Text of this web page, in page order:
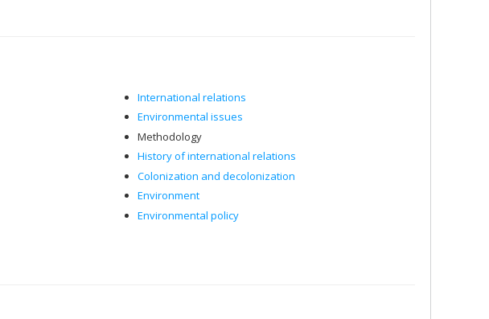
International relations
Environmental issues
Methodology
History of international relations
Colonization and decolonization
Environment
Environmental policy